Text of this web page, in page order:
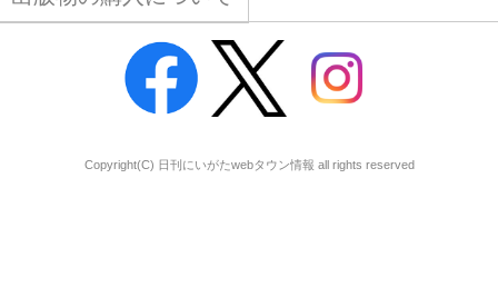
Copyright(C) 日刊にいがたwebタウン情報 all rights reserved